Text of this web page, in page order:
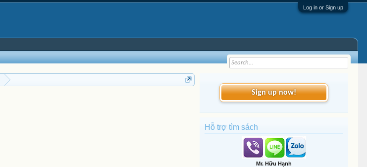
Log in or Sign up
Sign up now!
Hỗ trợ tìm sách
Mr. Hữu Hạnh